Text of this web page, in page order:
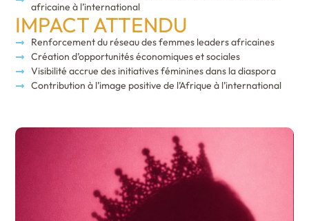
africaine à l’international
IMPACT ATTENDU
Renforcement du réseau des femmes leaders africaines
Création d’opportunités économiques et sociales
Visibilité accrue des initiatives féminines dans la diaspora
Contribution à l’image positive de l’Afrique à l’international